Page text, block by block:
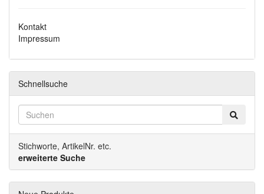
Kontakt
Impressum
Schnellsuche
Stichworte, ArtikelNr. etc.
erweiterte Suche